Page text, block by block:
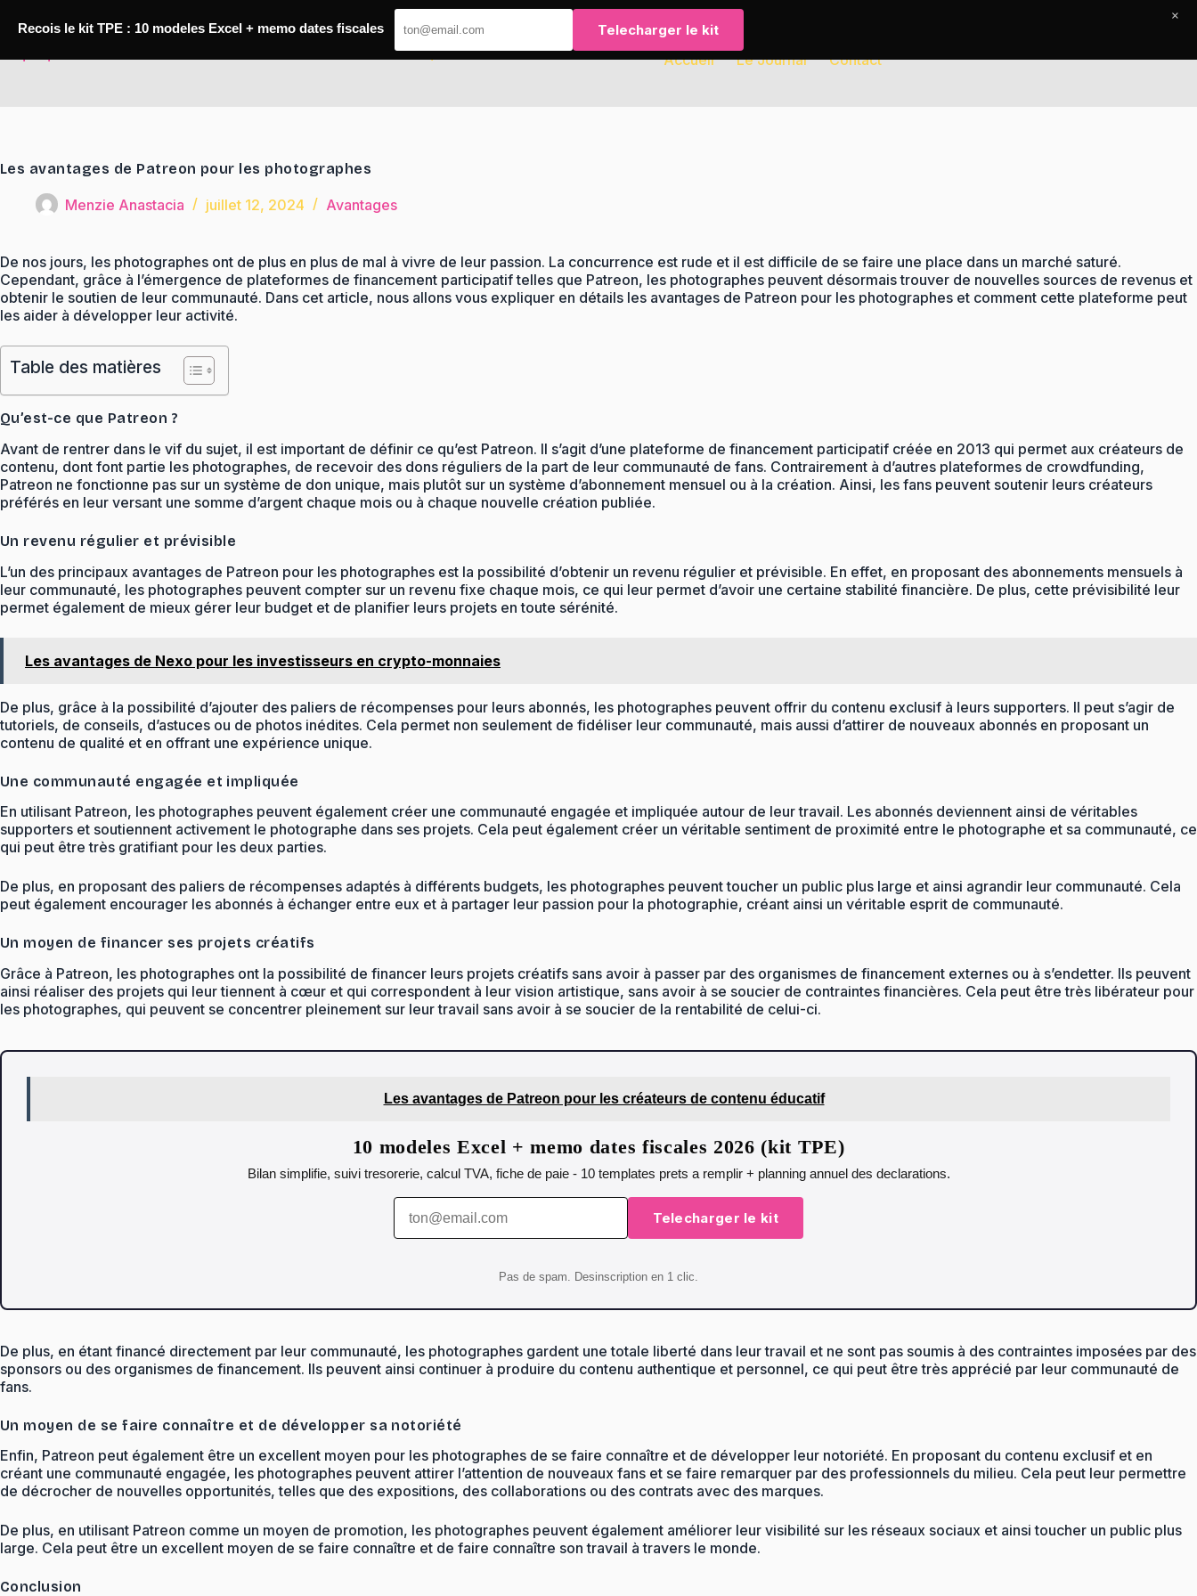
Accueil Le Journal Contact
Les avantages de Patreon pour les photographes
Menzie Anastacia juillet 12, 2024 Avantages
De nos jours, les photographes ont de plus en plus de mal à vivre de leur passion. La concurrence est rude et il est difficile de se faire une place dans un marché saturé.
Cependant, grâce à l’émergence de plateformes de financement participatif telles que Patreon, les photographes peuvent désormais trouver de nouvelles sources de revenus et
obtenir le soutien de leur communauté. Dans cet article, nous allons vous expliquer en détails les avantages de Patreon pour les photographes et comment cette plateforme peut
les aider à développer leur activité.
Table des matières
Qu’est-ce que Patreon ?
Avant de rentrer dans le vif du sujet, il est important de définir ce qu’est Patreon. Il s’agit d’une plateforme de financement participatif créée en 2013 qui permet aux créateurs de
contenu, dont font partie les photographes, de recevoir des dons réguliers de la part de leur communauté de fans. Contrairement à d’autres plateformes de crowdfunding,
Patreon ne fonctionne pas sur un système de don unique, mais plutôt sur un système d’abonnement mensuel ou à la création. Ainsi, les fans peuvent soutenir leurs créateurs
préférés en leur versant une somme d’argent chaque mois ou à chaque nouvelle création publiée.
Un revenu régulier et prévisible
L’un des principaux avantages de Patreon pour les photographes est la possibilité d’obtenir un revenu régulier et prévisible. En effet, en proposant des abonnements mensuels à
leur communauté, les photographes peuvent compter sur un revenu fixe chaque mois, ce qui leur permet d’avoir une certaine stabilité financière. De plus, cette prévisibilité leur
permet également de mieux gérer leur budget et de planifier leurs projets en toute sérénité.
Les avantages de Nexo pour les investisseurs en crypto-monnaies
De plus, grâce à la possibilité d’ajouter des paliers de récompenses pour leurs abonnés, les photographes peuvent offrir du contenu exclusif à leurs supporters. Il peut s’agir de
tutoriels, de conseils, d’astuces ou de photos inédites. Cela permet non seulement de fidéliser leur communauté, mais aussi d’attirer de nouveaux abonnés en proposant un
contenu de qualité et en offrant une expérience unique.
Une communauté engagée et impliquée
En utilisant Patreon, les photographes peuvent également créer une communauté engagée et impliquée autour de leur travail. Les abonnés deviennent ainsi de véritables
supporters et soutiennent activement le photographe dans ses projets. Cela peut également créer un véritable sentiment de proximité entre le photographe et sa communauté, ce
qui peut être très gratifiant pour les deux parties.
De plus, en proposant des paliers de récompenses adaptés à différents budgets, les photographes peuvent toucher un public plus large et ainsi agrandir leur communauté. Cela
peut également encourager les abonnés à échanger entre eux et à partager leur passion pour la photographie, créant ainsi un véritable esprit de communauté.
Un moyen de financer ses projets créatifs
Grâce à Patreon, les photographes ont la possibilité de financer leurs projets créatifs sans avoir à passer par des organismes de financement externes ou à s’endetter. Ils peuvent
ainsi réaliser des projets qui leur tiennent à cœur et qui correspondent à leur vision artistique, sans avoir à se soucier de contraintes financières. Cela peut être très libérateur pour
les photographes, qui peuvent se concentrer pleinement sur leur travail sans avoir à se soucier de la rentabilité de celui-ci.
Les avantages de Patreon pour les créateurs de contenu éducatif
10 modeles Excel + memo dates fiscales 2026 (kit TPE)
Bilan simplifie, suivi tresorerie, calcul TVA, fiche de paie - 10 templates prets a remplir + planning annuel des declarations.
Telecharger le kit
Pas de spam. Desinscription en 1 clic.
De plus, en étant financé directement par leur communauté, les photographes gardent une totale liberté dans leur travail et ne sont pas soumis à des contraintes imposées par des
sponsors ou des organismes de financement. Ils peuvent ainsi continuer à produire du contenu authentique et personnel, ce qui peut être très apprécié par leur communauté de
fans.
Un moyen de se faire connaître et de développer sa notoriété
Enfin, Patreon peut également être un excellent moyen pour les photographes de se faire connaître et de développer leur notoriété. En proposant du contenu exclusif et en
créant une communauté engagée, les photographes peuvent attirer l’attention de nouveaux fans et se faire remarquer par des professionnels du milieu. Cela peut leur permettre
de décrocher de nouvelles opportunités, telles que des expositions, des collaborations ou des contrats avec des marques.
De plus, en utilisant Patreon comme un moyen de promotion, les photographes peuvent également améliorer leur visibilité sur les réseaux sociaux et ainsi toucher un public plus
large. Cela peut être un excellent moyen de se faire connaître et de faire connaître son travail à travers le monde.
Conclusion
Recois le kit TPE : 10 modeles Excel + memo dates fiscales Telecharger le kit
×